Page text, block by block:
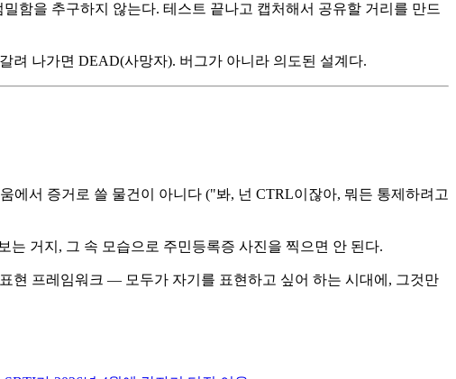
함을 추구하지 않는다. 테스트 끝나고 캡처해서 공유할 거리를 만드
려 나가면 DEAD(사망자). 버그가 아니라 의도된 설계다.
에서 증거로 쓸 물건이 아니다 ("봐, 넌 CTRL이잖아, 뭐든 통제하려고
거지, 그 속 모습으로 주민등록증 사진을 찍으면 안 된다.
현 프레임워크 — 모두가 자기를 표현하고 싶어 하는 시대에, 그것만